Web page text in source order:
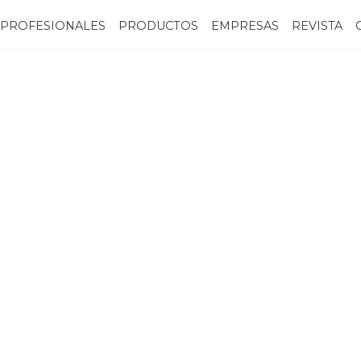
PROFESIONALES PRODUCTOS EMPRESAS REVISTA